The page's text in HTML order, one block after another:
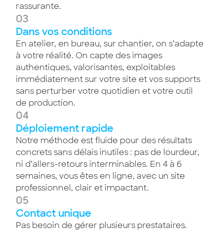
rassurante.
03
Dans vos conditions
En atelier, en bureau, sur chantier, on s’adapte
à votre réalité. On capte des images
authentiques, valorisantes, exploitables
immédiatement sur votre site et vos supports
sans perturber votre quotidien et votre outil
de production.
04
Déploiement rapide
Notre méthode est fluide pour des résultats
concrets sans délais inutiles : pas de lourdeur,
ni d’allers-retours interminables. En 4 à 6
semaines, vous êtes en ligne, avec un site
professionnel, clair et impactant.
05
Contact unique
Pas besoin de gérer plusieurs prestataires.